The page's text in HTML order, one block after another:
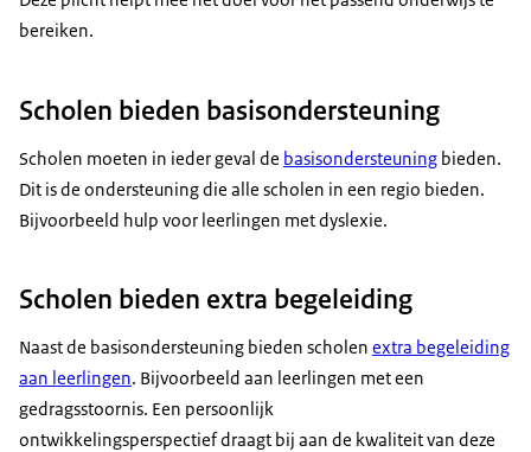
bereiken.
Scholen bieden basisondersteuning
Scholen moeten in ieder geval de basisondersteuning bieden.
Dit is de ondersteuning die alle scholen in een regio bieden.
Bijvoorbeeld hulp voor leerlingen met dyslexie.
Scholen bieden extra begeleiding
Naast de basisondersteuning bieden scholen extra begeleiding
aan leerlingen. Bijvoorbeeld aan leerlingen met een
gedragsstoornis. Een persoonlijk
ontwikkelingsperspectief draagt bij aan de kwaliteit van deze